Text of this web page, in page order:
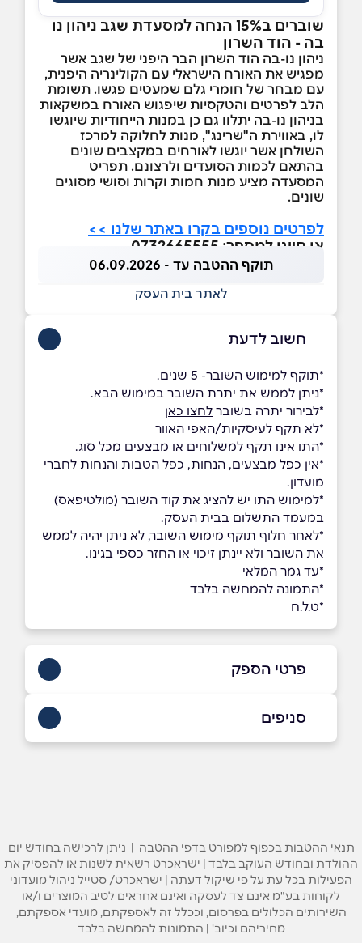
שוברים ב15% הנחה למסעדת שגב ניהון נו
בה - הוד השרון
ניהון נו-בה הוד השרון הבר היפני של שגב אשר
מפגיש את האורח הישראלי עם הקולינריה היפנית,
עם מבחר של חומרי גלם שמעטים פגשו. תשומת
הלב לפרטים והטקסיות שיפגוש האורח במשקאות
בניהון נו-בה יתלוו גם כן במנות הייחודיות שיוגשו
לו, באווירת ה"שרינג", מנות לחלוקה למרכז
השולחן אשר יוגשו לאורחים במקצבים שונים
בהתאם לכמות הסועדים ולרצונם. תפריט
המסעדה מציע מנות חמות וקרות וסושי מסוגים
שונים.
לפרטים נוספים בקרו באתר שלנו >>
או חייגו למספר: 0732665555
תוקף ההטבה עד - 06.09.2026
לאתר בית העסק
חשוב לדעת
*תוקף למימוש השובר- 5 שנים.
*ניתן לממש את יתרת השובר במימוש הבא.
*לבירור יתרה בשובר לחצו כאן
*לא תקף לעיסקיות/האפי האוור
*התו אינו תקף למשלוחים או מבצעים מכל סוג.
*אין כפל מבצעים, הנחות, כפל הטבות והנחות לחברי
מועדון.
*למימוש התו יש להציג את קוד השובר (מולטיפאס)
במעמד התשלום בבית העסק.
*לאחר חלוף תוקף מימוש השובר, לא ניתן יהיה לממש
את השובר ולא יינתן זיכוי או החזר כספי בגינו.
*עד גמר המלאי
*התמונה להמחשה בלבד
*ט.ל.ח
פרטי הספק
באתר בפייסבוק באינסטגרם
טלפון*
אימייל*
סניפים
תנאי ההטבות בכפוף למפורט בדפי ההטבה | ניתן לרכישה בחודש יום
ההולדת ובחודש העוקב בלבד | ישראכרט רשאית לשנות או להפסיק את
הפעילות בכל עת על פי שיקול דעתה | ישראכרט/ סטייל ניהול מועדוני
לקוחות בע"מ אינם צד לעסקה ואינם אחראים לטיב המוצרים ו/או
השירותים הכלולים בפרסום, וככלל זה לאספקתם, מועדי אספקתם,
מחיריהם וכיוב' | התמונות להמחשה בלבד